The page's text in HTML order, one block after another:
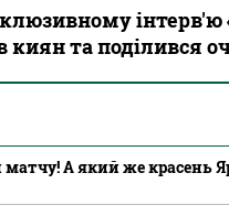
інтерв'ю
киян та поділився
матчу! А який же красень